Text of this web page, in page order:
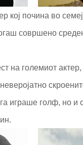
кој почина во
совршено
на големиот
неверојатно
играше голф, но и